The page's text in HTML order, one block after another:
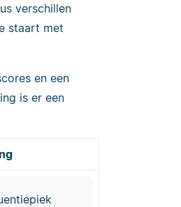
verschillen
staart met
en een
is er een